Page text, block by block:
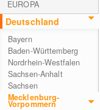
EUROPA
Deutschland
Bayern
Baden-Württemberg
Nordrhein-Westfalen
Sachsen-Anhalt
Sachsen
Mecklenburg-
Vorpommern